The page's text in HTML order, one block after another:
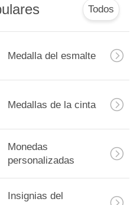
Todos
Medalla del esmalte
Medallas de la cinta
Monedas
personalizadas
Insignias del